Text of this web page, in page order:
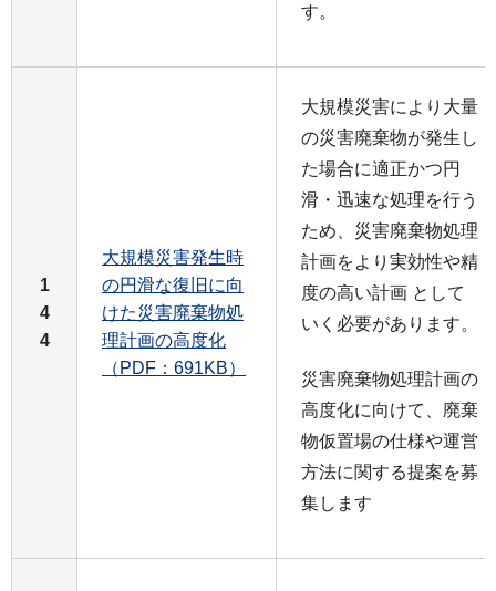
す。
1
4
4
大規模災害発生時
の円滑な復旧に向
けた災害廃棄物処
理計画の高度化
（PDF：691KB）
大規模災害により大量
の災害廃棄物が発生し
た場合に適正かつ円
滑・迅速な処理を行う
ため、災害廃棄物処理
計画をより実効性や精
度の高い計画 として
いく必要があります。
災害廃棄物処理計画の
高度化に向けて、廃棄
物仮置場の仕様や運営
方法に関する提案を募
集します